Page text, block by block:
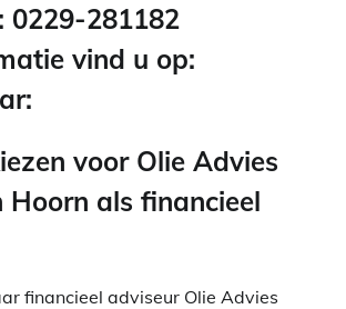
0229-281182
vind u op:
voor Olie Advies
Hoorn als financieel
financieel adviseur Olie Advies